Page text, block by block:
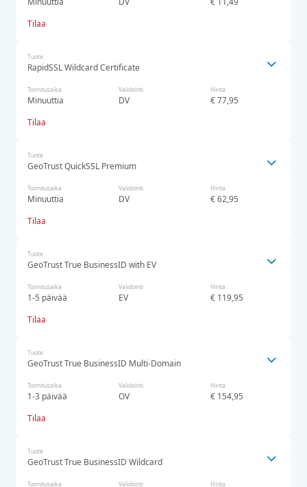
Tilaa
Tuote
RapidSSL Wildcard Certificate
Toimitusaika
Minuuttia
Validointi
DV
Hinta
€ 77,95
Tilaa
Tuote
GeoTrust QuickSSL Premium
Toimitusaika
Minuuttia
Validointi
DV
Hinta
€ 62,95
Tilaa
Tuote
GeoTrust True BusinessID with EV
Toimitusaika
1-5 päivää
Validointi
EV
Hinta
€ 119,95
Tilaa
Tuote
GeoTrust True BusinessID Multi-Domain
Toimitusaika
1-3 päivää
Validointi
OV
Hinta
€ 154,95
Tilaa
Tuote
GeoTrust True BusinessID Wildcard
Toimitusaika Validointi Hinta